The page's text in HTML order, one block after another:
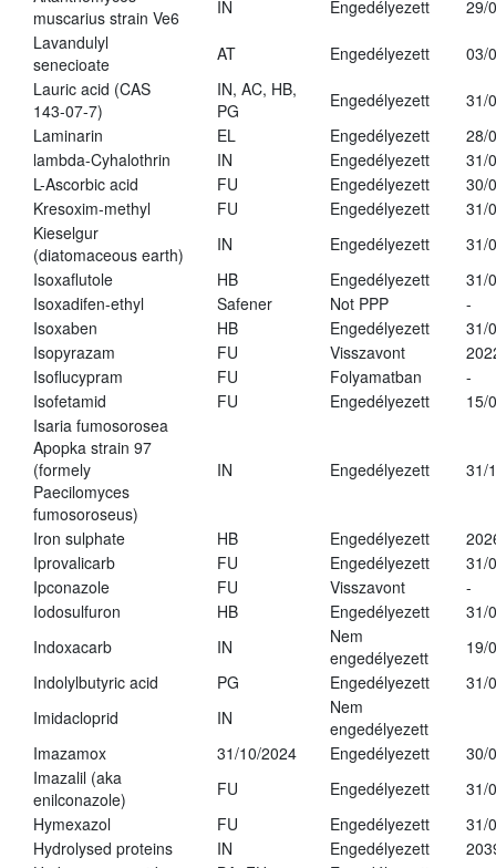
muscarius strain Ve6
IN Engedélyezett
29/
Lavandulyl
senecioate
AT Engedélyezett
03/
Lauric acid (CAS
143-07-7)
IN, AC, HB,
PG
Engedélyezett
31/
Laminarin
EL Engedélyezett
28/
lambda-Cyhalothrin
IN Engedélyezett
31/
L-Ascorbic acid
FU Engedélyezett
30/
Kresoxim-methyl
FU Engedélyezett
31/
Kieselgur
(diatomaceous earth)
IN Engedélyezett
31/
Isoxaflutole
HB Engedélyezett
31/
Isoxadifen-ethyl
Safener Not PPP
-
Isoxaben
HB Engedélyezett
31/
Isopyrazam
FU Visszavont
Isoflucypram
FU Folyamatban
-
Isofetamid
FU Engedélyezett
15/
Isaria fumosorosea
Apopka strain 97
(formely
Paecilomyces
fumosoroseus)
IN Engedélyezett 31/
Iron sulphate HB Engedélyezett
Iprovalicarb
FU Engedélyezett
31/
Ipconazole
FU Visszavont
-
Iodosulfuron
HB Engedélyezett
31/
Indoxacarb
IN
Nem
engedélyezett
19/
Indolylbutyric acid
PG Engedélyezett
31/
Imidacloprid
IN
Nem
engedélyezett
Imazamox
31/10/2024 Engedélyezett
30/
Imazalil (aka
enilconazole)
FU Engedélyezett
31/
Hymexazol
FU Engedélyezett
31/
Hydrolysed proteins
IN Engedélyezett